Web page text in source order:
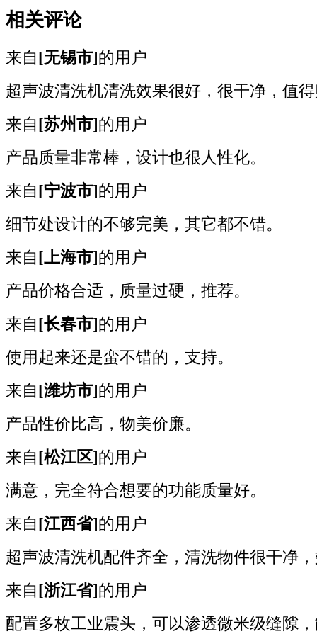
相关评论
来自 [无锡市] 的用户
超声波清洗机清洗效果很好，很干净，值
来自 [苏州市] 的用户
产品质量非常棒，设计也很人性化。
来自 [宁波市] 的用户
细节处设计的不够完美，其它都不错。
来自 [上海市] 的用户
产品价格合适，质量过硬，推荐。
来自 [长春市] 的用户
使用起来还是蛮不错的，支持。
来自 [潍坊市] 的用户
产品性价比高，物美价廉。
来自 [松江区] 的用户
满意，完全符合想要的功能质量好。
来自 [江西省] 的用户
超声波清洗机配件齐全，清洗物件很干净
来自 [浙江省] 的用户
配置多枚工业震头，可以渗透微米级缝隙